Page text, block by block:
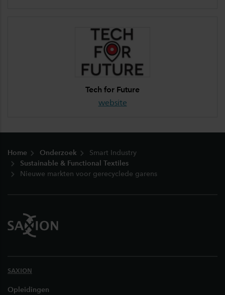
Tech for Future
website
Home Onderzoek
Smart Industry
Sustainable & Functional Textiles
Nieuwe markten voor gerecyclede garens
SAXION
Opleidingen